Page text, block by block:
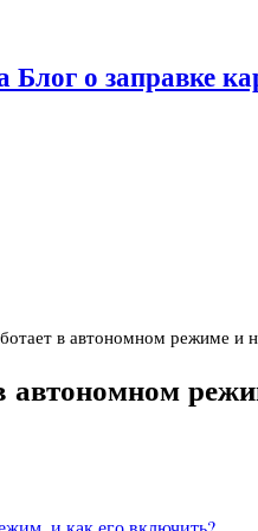
о заправке
в автономном режиме и
автономном